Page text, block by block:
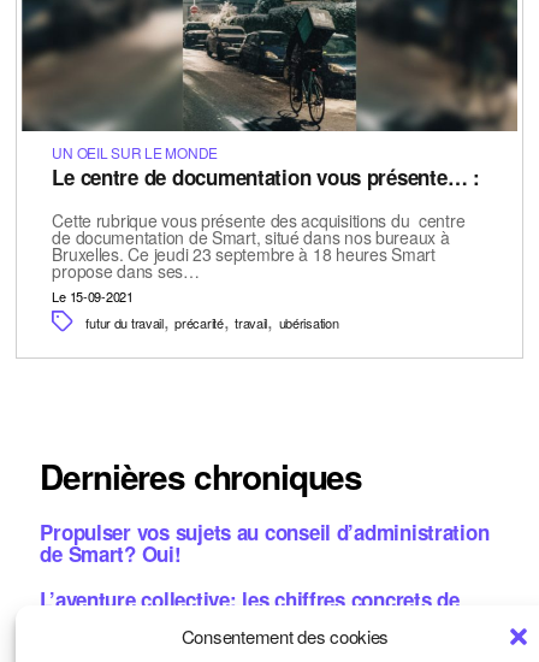
Consentement des cookies
UN OEIL SUR LE MONDE
Le centre de documentation vous présente… :
Cette rubrique vous présente des acquisitions du centre
de documentation de Smart, situé dans nos bureaux à
Bruxelles. Ce jeudi 23 septembre à 18 heures Smart
propose dans ses…
Le 15-09-2021
futur du travail,précarité,travail, ubérisation
Dernières chroniques
Propulser vos sujets au conseil d’administration
de Smart? Oui!
L’aventure collective: les chiffres concrets de